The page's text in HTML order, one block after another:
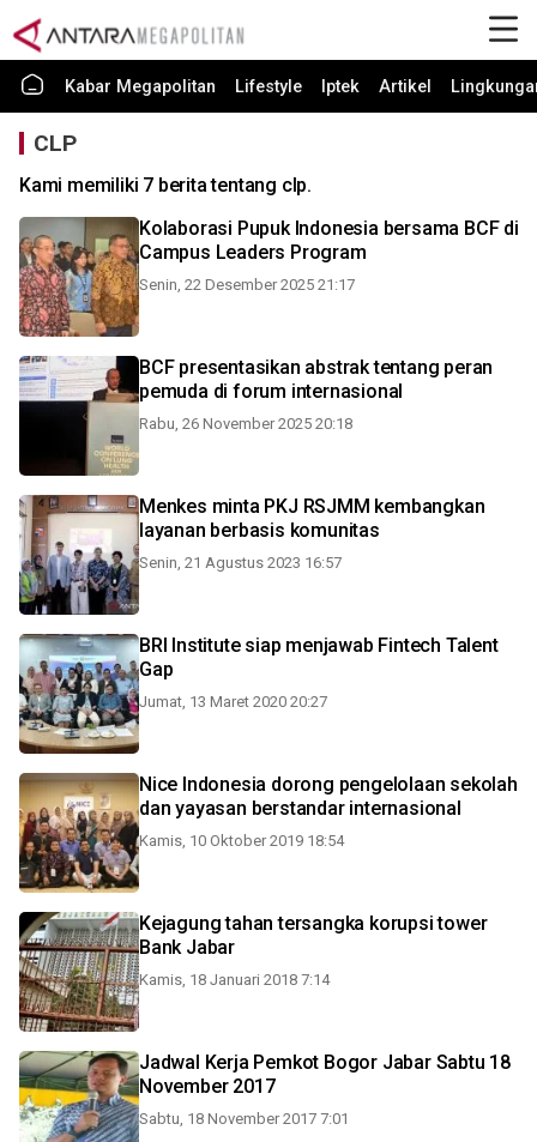
Kabar Megapolitan Lifestyle Iptek Artikel
CLP
Kami memiliki 7 berita tentang clp.
Kolaborasi Pupuk Indonesia bersama BCF di
Campus Leaders Program
Senin, 22 Desember 2025 21:17
BCF presentasikan abstrak tentang peran
pemuda di forum internasional
Rabu, 26 November 2025 20:18
Menkes minta PKJ RSJMM kembangkan
layanan berbasis komunitas
Senin, 21 Agustus 2023 16:57
BRI Institute siap menjawab Fintech Talent
Gap
Jumat, 13 Maret 2020 20:27
Nice Indonesia dorong pengelolaan sekolah
dan yayasan berstandar internasional
Kamis, 10 Oktober 2019 18:54
Kejagung tahan tersangka korupsi tower
Bank Jabar
Kamis, 18 Januari 2018 7:14
Jadwal Kerja Pemkot Bogor Jabar Sabtu 18
November 2017
Sabtu, 18 November 2017 7:01